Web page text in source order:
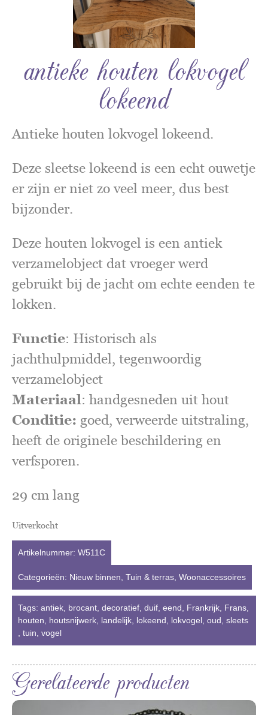
antieke houten lokvogel
lokeend
Antieke houten lokvogel lokeend.
Deze sleetse lokeend is een echt ouwetje
er zijn er niet zo veel meer, dus best
bijzonder.
Deze houten lokvogel is een antiek
verzamelobject dat vroeger werd
gebruikt bij de jacht om echte eenden te
lokken.
Functie: Historisch als
jachthulpmiddel, tegenwoordig
verzamelobject
Materiaal: handgesneden uit hout
Conditie: goed, verweerde uitstraling,
heeft de originele beschildering en
verfsporen.
29 cm lang
Uitverkocht
Artikelnummer: W511C
Categorieën: Nieuw binnen, Tuin & terras, Woonaccessoires
Tags: antiek, brocant, decoratief, duif, eend, Frankrijk, Frans,
houten, houtsnijwerk, landelijk, lokeend, lokvogel, oud, sleets
, tuin, vogel
Gerelateerde producten